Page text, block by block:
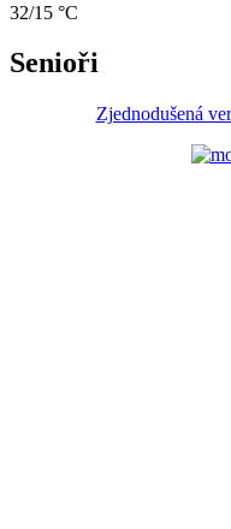
32/15 °C
Senioři
Zjednodušená